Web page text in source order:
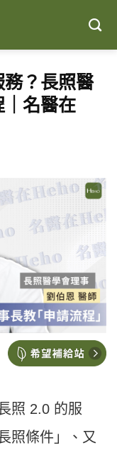
務？長照醫
｜名醫在
照 2.0 的服
照條件」、又